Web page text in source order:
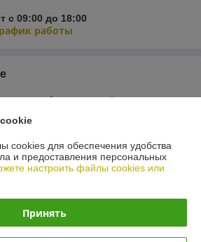
с 09:00 до 18:00
работы
добавьте первый
cookies для обеспечения удобства
и предоставления персональных
настроить файлы cookies или
Принять